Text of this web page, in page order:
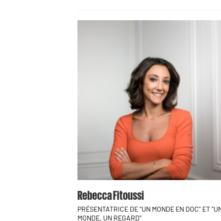
Rebecca Fitoussi
PRÉSENTATRICE DE "UN MONDE EN DOC" ET
MONDE, UN REGARD"